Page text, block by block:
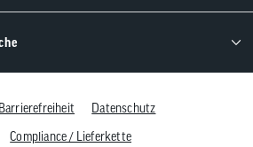
Barrierefreiheit
Datenschutz
Compliance / Lieferkette